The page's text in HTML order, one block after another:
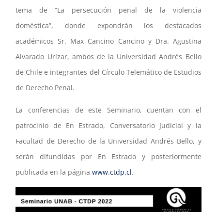
tema de “La persecución penal de la violencia
doméstica”, donde expondrán los destacados
académicos Sr. Max Cancino Cancino y Dra. Agustina
Alvarado Urízar, ambos de la Universidad Andrés Bello
de Chile e integrantes del Círculo Telemático de Estudios
de Derecho Penal.
La conferencias de este Seminario, cuentan con el
patrocinio de En Estrado, Conversatorio Judicial y la
Facultad de Derecho de la Universidad Andrés Bello, y
serán difundidas por En Estrado y posteriormente
publicada en la páginawww.ctdp.cl.